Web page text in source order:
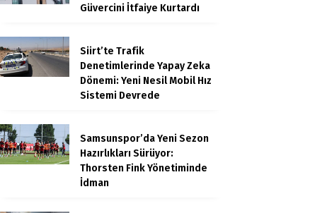
Güvercini İtfaiye Kurtardı
Siirt’te Trafik
Denetimlerinde Yapay Zeka
Dönemi: Yeni Nesil Mobil Hız
Sistemi Devrede
Samsunspor’da Yeni Sezon
Hazırlıkları Sürüyor:
Thorsten Fink Yönetiminde
İdman